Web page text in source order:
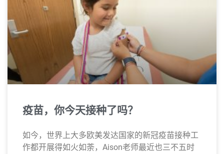
疫苗，你今天接种了吗？
如今，世界上大多欧美发达国家的新冠疫苗接种工
作都开展得如火如荼，Aison老师最近也三不五时